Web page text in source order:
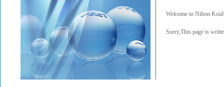
Welcome to Nihon
Sorry,This page is